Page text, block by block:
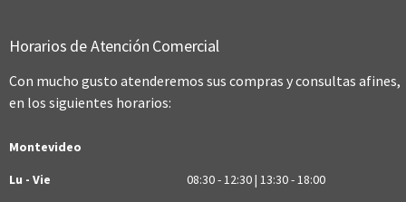
Horarios de Atención Comercial
Con mucho gusto atenderemos sus compras y consultas afines,
en los siguientes horarios:
Montevideo
Lu - Vie
08:30 - 12:30 | 13:30 - 18:00